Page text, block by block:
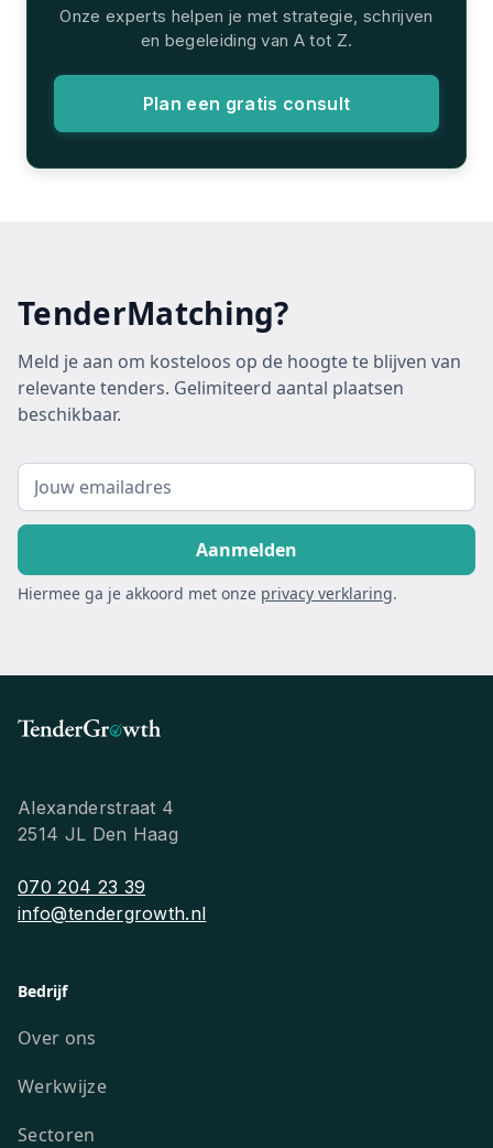
Onze experts helpen je met strategie, schrijven
en begeleiding van A tot Z.
Plan een gratis consult
TenderMatching?
Meld je aan om kosteloos op de hoogte te blijven van
relevante tenders. Gelimiteerd aantal plaatsen
beschikbaar.
Hiermee ga je akkoord met onze privacy verklaring.
Alexanderstraat 4
2514 JL Den Haag
070 204 23 39
info@tendergrowth.nl
Bedrijf
Over ons
Werkwijze
Sectoren